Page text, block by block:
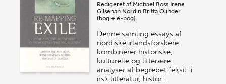
Redigeret af Michael Böss Irene
Gilsenan Nordin Britta Olinder
(bog + e-bog)
Denne samling essays af
nordiske irlandsforskere
kombinerer historiske,
kulturelle og litterære
analyser af begrebet "eksil" i
irsk litteratur, histor…